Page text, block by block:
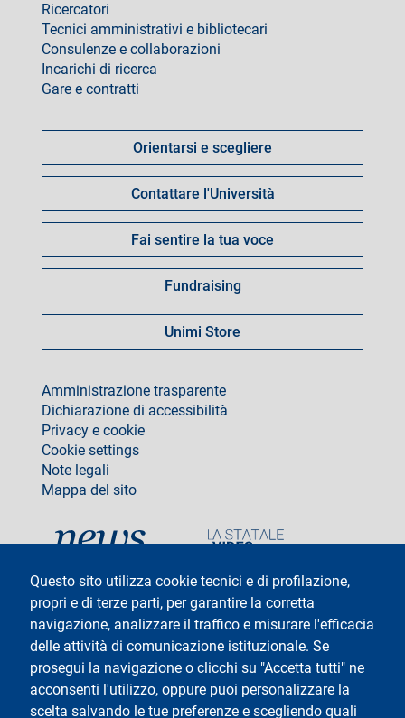
Questo sito utilizza cookie tecnici e di profilazione,
propri e di terze parti, per garantire la corretta
navigazione, analizzare il traffico e misurare l'efficacia
delle attività di comunicazione istituzionale. Se
prosegui la navigazione o clicchi su "Accetta tutti" ne
acconsenti l'utilizzo, oppure puoi personalizzare la
scelta salvando le tue preferenze e scegliendo quali
Ricercatori
Tecnici amministrativi e bibliotecari
Consulenze e collaborazioni
Incarichi di ricerca
Gare e contratti
fare
Orientarsi e scegliere
Contattare l'Università
Fai sentire la tua voce
Fundraising
Unimi Store
footer
Amministrazione trasparente
Dichiarazione di accessibilità
Privacy e cookie
Cookie settings
Note legali
Mappa del sito
Testo
Università degli Studi di Milano
Via Festa del Perdono 7 - 20122 Milano
Tel: +39 02 5032 5032
InformaStudenti
Posta Elettronica Certificata
social